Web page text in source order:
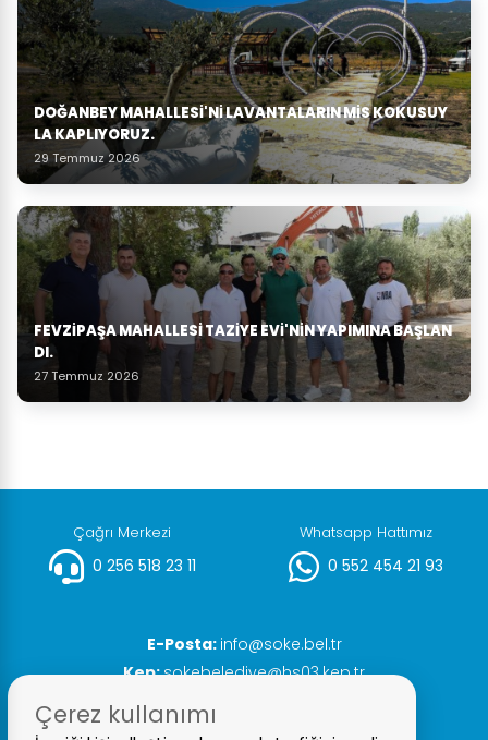
DOĞANBEY MAHALLESI'NI LAVANTALARIN MIS KOKUSUY
LA KAPLIYORUZ.
29 Temmuz 2026
FEVZIPAŞA MAHALLESI TAZIYE EVI'NIN YAPIMINA BAŞLAN
DI.
27 Temmuz 2026
Çağrı Merkezi
0 256 518 23 11
Whatsapp Hattımız
0 552 454 21 93
E-Posta: info@soke.bel.tr
Kep:sokebelediye@hs03.kep.tr
Çerez kullanımı